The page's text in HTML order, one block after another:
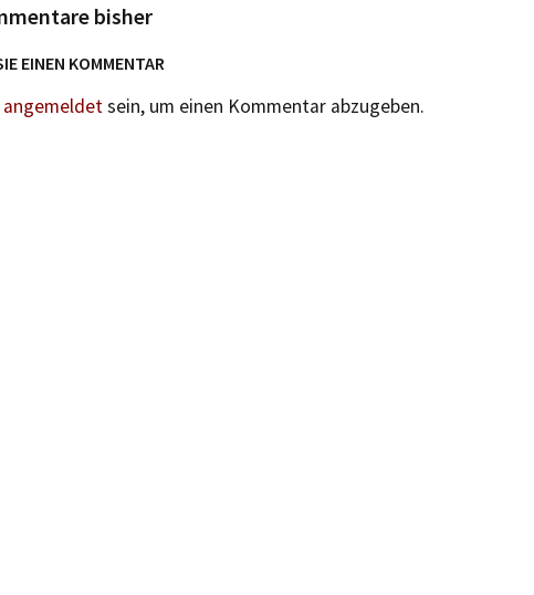
bisher
EINEN KOMMENTAR
angemeldetsein, um einen Kommentar abzugeben.